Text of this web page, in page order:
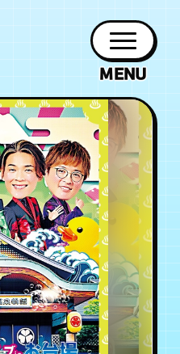
チケット
TICKET
日記
BLOG
ファン
クラブ
ンクラブ
ログイン
せ ムービー
MOVIE